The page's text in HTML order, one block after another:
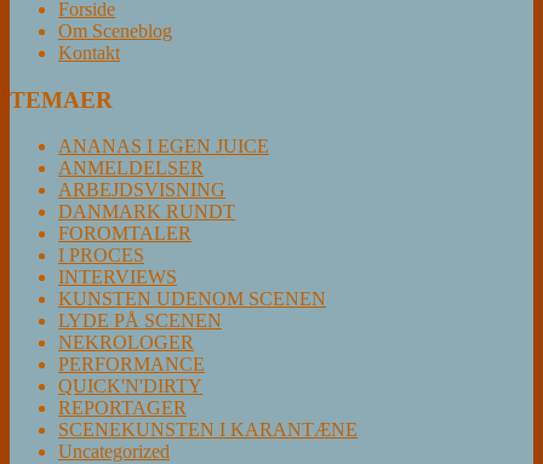
Forside
Om Sceneblog
Kontakt
TEMAER
ANANAS I EGEN JUICE
ANMELDELSER
ARBEJDSVISNING
DANMARK RUNDT
FOROMTALER
I PROCES
INTERVIEWS
KUNSTEN UDENOM SCENEN
LYDE PÅ SCENEN
NEKROLOGER
PERFORMANCE
QUICK'N'DIRTY
REPORTAGER
SCENEKUNSTEN I KARANTÆNE
Uncategorized